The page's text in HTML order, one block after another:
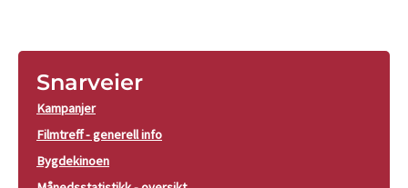
Snarveier
Kampanjer
Filmtreff - generell info
Bygdekinoen